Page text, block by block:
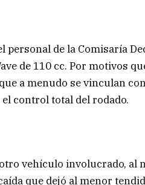
de la Comisaría
de 110 cc. Por motivos
a menudo se vinculan
control total del rodado.
vehículo involucrado, al
que dejó al menor